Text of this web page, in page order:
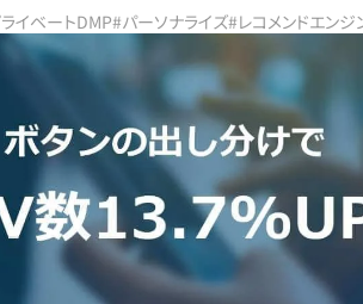
イベートDMP#パーソナライズ#レコメンドエンジ